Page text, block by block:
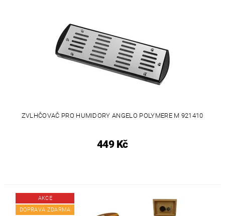
ZVLHČOVAČ PRO HUMIDORY ANGELO POLYMERE M 921410
449 Kč
AKCE
DOPRAVA ZDARMA